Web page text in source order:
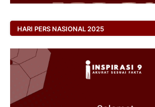
HARI PERS NASIONAL 2025